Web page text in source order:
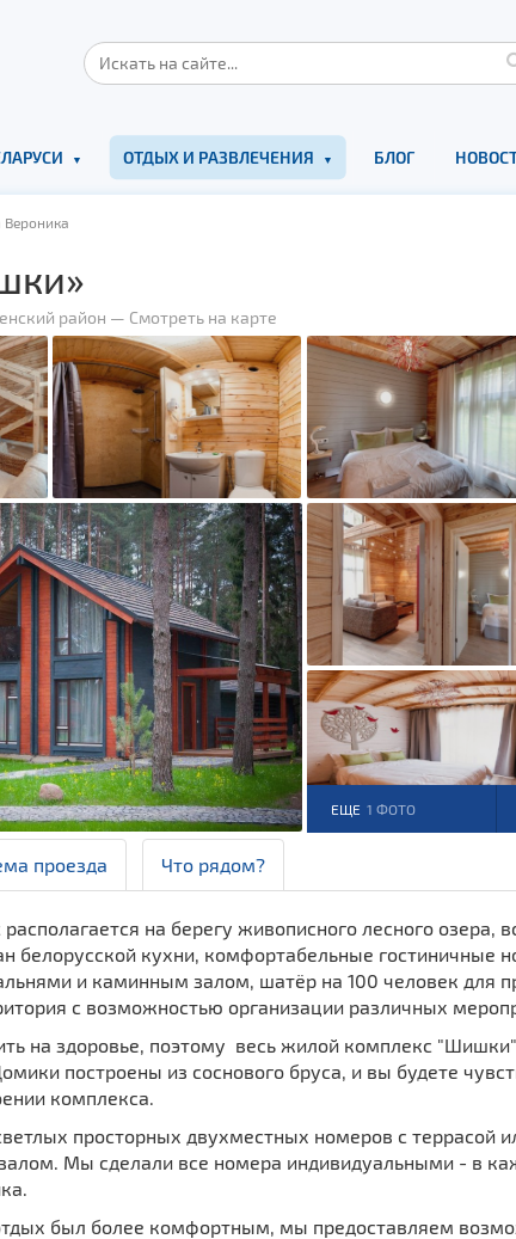
ОТДЫХ И РАЗВЛЕЧЕНИЯ БЛОГ
район — Смотреть на карте
ЕЩЕ 1 ФОТО
проезда Что рядом?
на берегу живописного лесного озера,
белорусской кухни, комфортабельные гостиничные
и каминным залом, шатёр на 100 человек для
с возможностью организации различных
на здоровье, поэтому весь жилой комплекс "Шишки"
построены из соснового бруса, и вы будете
комплекса.
просторных двухместных номеров с террасой
Мы сделали все номера индивидуальными - в
был более комфортным, мы предоставляем